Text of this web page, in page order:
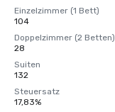
Einzelzimmer (1 Bett)
104
Doppelzimmer (2 Betten)
28
Suiten
132
Steuersatz
17,83%